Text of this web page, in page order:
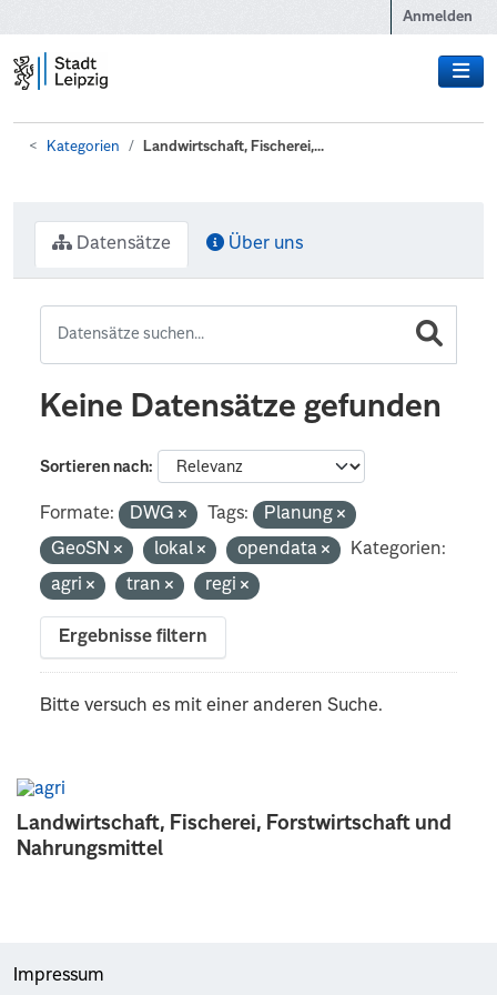
Anmelden
Kategorien Landwirtschaft, Fischerei,...
Landwirtschaft, Fischerei, Forstwirtschaft und
Nahrungsmittel
Datensätze Über uns
Keine Datensätze gefunden
Sortieren nach
Formate: DWG Tags:
Planung
GeoSN
lokal opendata
Kategorien:
agri
tran regi
Ergebnisse filtern
Bitte versuch es mit einer anderen Suche.
Impressum